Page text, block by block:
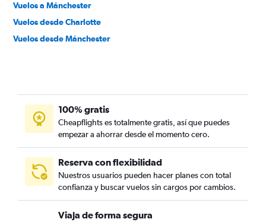
Vuelos a Mánchester
Vuelos desde Charlotte
Vuelos desde Mánchester
100% gratis
Cheapflights es totalmente gratis, así que puedes
empezar a ahorrar desde el momento cero.
Reserva con flexibilidad
Nuestros usuarios pueden hacer planes con total
confianza y buscar vuelos sin cargos por cambios.
Viaja de forma segura